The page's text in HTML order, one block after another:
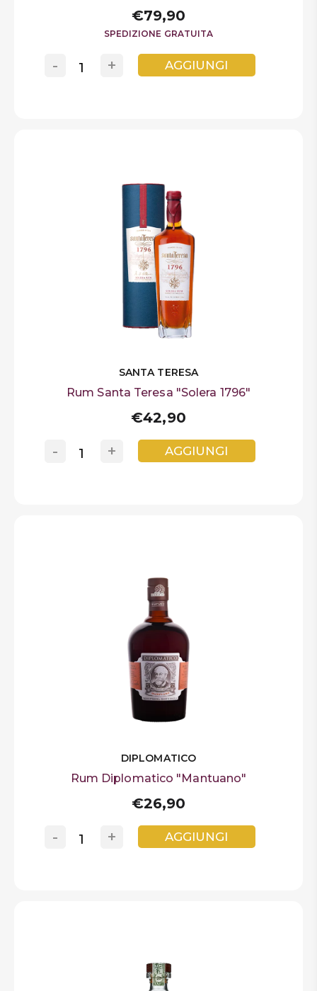
€79,90
SPEDIZIONE GRATUITA
+
- AGGIUNGI
SANTA TERESA
Rum Santa Teresa "Solera 1796"
€42,90
+
- AGGIUNGI
DIPLOMATICO
Rum Diplomatico "Mantuano"
€26,90
+
- AGGIUNGI